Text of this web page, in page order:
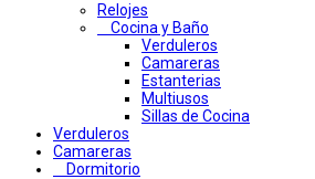
Relojes
Cocina y Baño
Verduleros
Camareras
Estanterias
Multiusos
Sillas de Cocina
Verduleros
Camareras
Dormitorio